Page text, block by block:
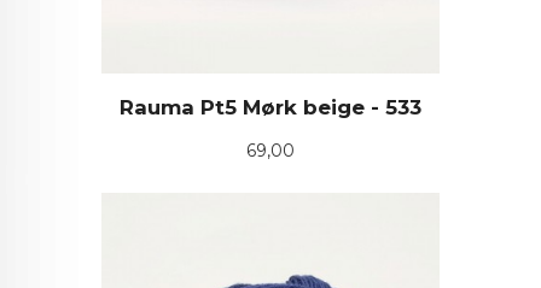
Rauma Pt5 Mørk beige - 533
Pris
69,00